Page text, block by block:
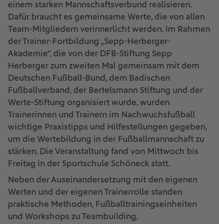
einem starken Mannschaftsverbund realisieren.
Dafür braucht es gemeinsame Werte, die von allen
Team-Mitgliedern verinnerlicht werden. Im Rahmen
der Trainer-Fortbildung „Sepp-Herberger-
Akademie“, die von der DFB-Stiftung Sepp
Herberger zum zweiten Mal gemeinsam mit dem
Deutschen Fußball-Bund, dem Badischen
Fußballverband, der Bertelsmann Stiftung und der
Werte-Stiftung organisiert wurde, wurden
Trainerinnen und Trainern im Nachwuchsfußball
wichtige Praxistipps und Hilfestellungen gegeben,
um die Wertebildung in der Fußballmannschaft zu
stärken. Die Veranstaltung fand von Mittwoch bis
Freitag in der Sportschule Schöneck statt.
Neben der Auseinandersetzung mit den eigenen
Werten und der eigenen Trainerrolle standen
praktische Methoden, Fußballtrainingseinheiten
und Workshops zu Teambuilding,